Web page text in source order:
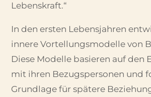
Lebenskraft.“
In den ersten Lebensjahren
innere Vortellungsmodelle von
Diese Modelle basieren auf den
mit ihren Bezugspersonen und
Grundlage für spätere